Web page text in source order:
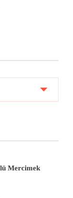
Mercimek